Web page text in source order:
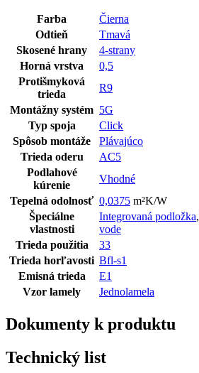
Farba
Čierna
Odtieň
Tmavá
Skosené hrany
4-strany
Horná vrstva
0,5
Protišmyková
trieda
R9
Montážny systém 5G
Typ spoja
Click
Spôsob montáže
Plávajúco
Trieda oderu
AC5
Podlahové
kúrenie
Vhodné
Tepelná odolnosť 0,0375 m²K/W
Špeciálne
vlastnosti
Integrovaná podložka,
vode
Trieda použitia
33
Trieda horľavosti Bfl-s1
Emisná trieda
E1
Vzor lamely
Jednolamela
Dokumenty k produktu
Technický list